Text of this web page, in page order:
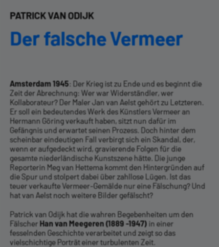
Der falsche Vermeer
PATRICK VAN ODIJK
Amsterdam 1945 : Der Krieg ist zu Ende und es beginnt die
Zeit der Abrechnung: Wer war Widerständler, wer
Kollaborateur? Der Maler Jan van Aelst gehört zu Letzteren.
Er soll ein bedeutendes Werk des Künstlers Vermeer an
Hermann Göring verkauft haben, sitzt nun dafür im
Gefängnis und erwartet seinen Prozess. Doch hinter dem
scheinbar eindeutigen Fall verbirgt sich ein Skandal, der,
wenn er aufgedeckt wird, gravierende Folgen für die
gesamte niederländische Kunstszene hätte. Die junge
Reporterin Meg van Hettema kommt den Hintergründen auf
die Spur und stolpert dabei über zahllose Lügen. Ist das
teuer verkaufte Vermeer-Gemälde nur eine Fälschung? Und
hat van Aelst noch weitere Bilder gefälscht?
Patrick van Odijk hat die wahren Begebenheiten um den
Fälscher Han van Meegeren (1889 -1947) in einer
fesselnden Geschichte verarbeitet und zeigt so das
vielschichtige Porträt einer turbulenten Zeit.